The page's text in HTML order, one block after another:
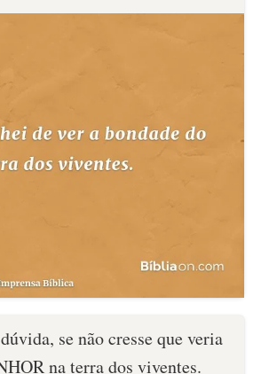
se não cresse que veria
na terra dos viventes.